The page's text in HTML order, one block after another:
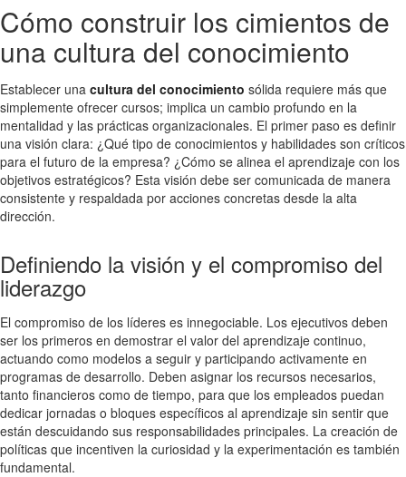
Cómo construir los cimientos de
una cultura del conocimiento
Establecer una cultura del conocimiento sólida requiere más que
simplemente ofrecer cursos; implica un cambio profundo en la
mentalidad y las prácticas organizacionales. El primer paso es definir
una visión clara: ¿Qué tipo de conocimientos y habilidades son críticos
para el futuro de la empresa? ¿Cómo se alinea el aprendizaje con los
objetivos estratégicos? Esta visión debe ser comunicada de manera
consistente y respaldada por acciones concretas desde la alta
dirección.
Definiendo la visión y el compromiso del
liderazgo
El compromiso de los líderes es innegociable. Los ejecutivos deben
ser los primeros en demostrar el valor del aprendizaje continuo,
actuando como modelos a seguir y participando activamente en
programas de desarrollo. Deben asignar los recursos necesarios,
tanto financieros como de tiempo, para que los empleados puedan
dedicar jornadas o bloques específicos al aprendizaje sin sentir que
están descuidando sus responsabilidades principales. La creación de
políticas que incentiven la curiosidad y la experimentación es también
fundamental.